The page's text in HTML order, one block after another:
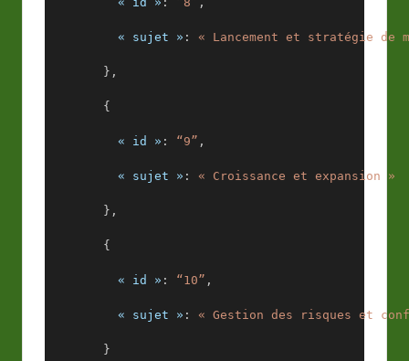
« sujet » : « Lancement et stratégie de
},
{
« id » : “9” ,
« sujet » : « Croissance et expansion »
},
{
« id » : “10” ,
« sujet » : « Gestion des risques et
}